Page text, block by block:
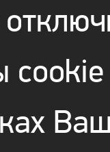
cookie